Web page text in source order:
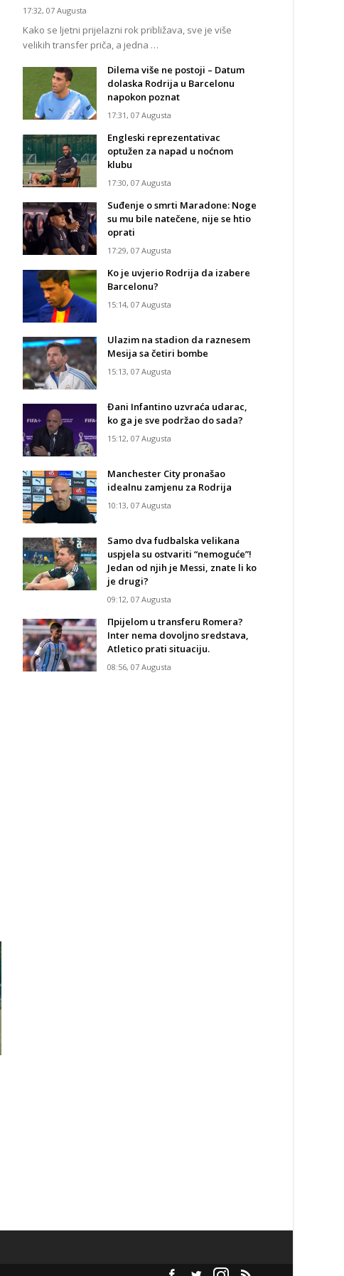
17:32, 07 Augusta
Kako se ljetni prijelazni rok približava, sve je više
velikih transfer priča, a jedna …
Dilema više ne postoji – Datum
dolaska Rodrija u Barcelonu
napokon poznat
17:31, 07 Augusta
Engleski reprezentativac
optužen za napad u noćnom
klubu
17:30, 07 Augusta
Suđenje o smrti Maradone: Noge
su mu bile natečene, nije se htio
oprati
17:29, 07 Augusta
Ko je uvjerio Rodrija da izabere
Barcelonu?
15:14, 07 Augusta
Ulazim na stadion da raznesem
Mesija sa četiri bombe
15:13, 07 Augusta
Đani Infantino uzvraća udarac,
ko ga je sve podržao do sada?
15:12, 07 Augusta
Manchester City pronašao
idealnu zamjenu za Rodrija
10:13, 07 Augusta
Samo dva fudbalska velikana
uspjela su ostvariti “nemoguće”!
Jedan od njih je Messi, znate li ko
je drugi?
09:12, 07 Augusta
Прijelom u transferu Romera?
Inter nema dovoljno sredstava,
Atletico prati situaciju.
08:56, 07 Augusta